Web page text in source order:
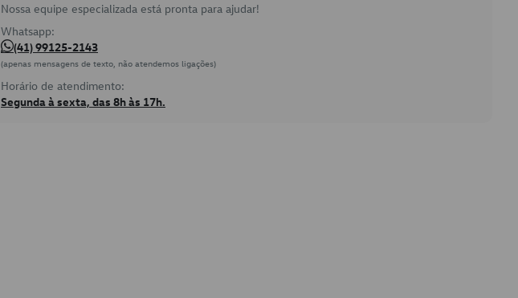
Nossa equipe especializada está pronta para ajudar!
Whatsapp:
(41) 99125-2143
(apenas mensagens de texto, não atendemos ligações)
Horário de atendimento:
Segunda à sexta, das 8h às 17h.